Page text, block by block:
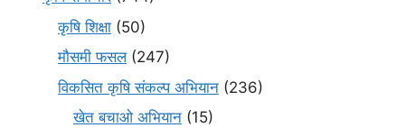
कृषि शिक्षा (50)
मौसमी फसल(247)
विकसित कृषि संकल्प अभियान (236)
खेत बचाओ अभियान (15)